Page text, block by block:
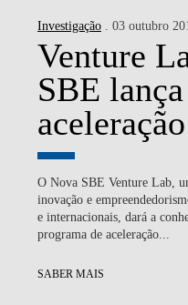
Investigação . 03 outubro
Venture
SBE
aceleração
O Nova SBE Venture Lab,
inovação e
e internacionais, dará a
programa de aceleração...
SABER MAIS